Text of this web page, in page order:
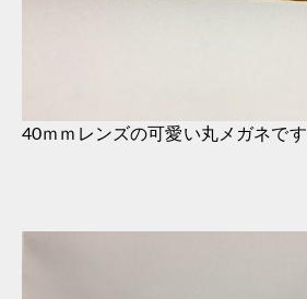
40ｍｍレンズの可愛い丸メガネです